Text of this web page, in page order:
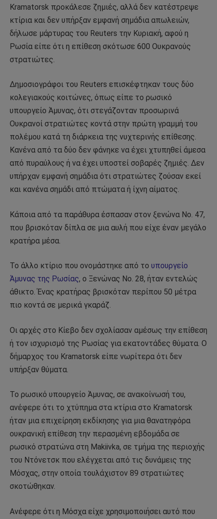
Kramatorsk προκάλεσε ζημιές, αλλά δεν κατέστρεψε
κτίρια και δεν υπήρξαν εμφανή σημάδια απωλειών,
δήλωσε μάρτυρας του Reuters την Κυριακή, αφού η
Ρωσία είπε ότι η επίθεση σκότωσε 600 Ουκρανούς
στρατιώτες.
Δημοσιογράφοι του Reuters επισκέφτηκαν τους δύο
κολεγιακούς κοιτώνες, όπως είπε το ρωσικό
υπουργείο Άμυνας, ότι στεγάζονταν προσωρινά
Ουκρανοί στρατιώτες κοντά στην πρώτη γραμμή του
πολέμου κατά τη διάρκεια της νυχτερινής επίθεσης.
Κανένα από τα δύο δεν φάνηκε να έχει χτυπηθεί άμεσα
από πυραύλους ή να έχει υποστεί σοβαρές ζημιές. Δεν
υπήρχαν εμφανή σημάδια ότι στρατιώτες ζούσαν εκεί
και κανένα σημάδι από πτώματα ή ίχνη αίματος.
Κάποια από τα παράθυρα έσπασαν στον ξενώνα Νο. 47,
που βρισκόταν δίπλα σε μια αυλή που είχε έναν μεγάλο
κρατήρα μέσα.
Το άλλο κτίριο που ονομάστηκε από το υπουργείο
Άμυνας της Ρωσίας, ο Ξενώνας Νο. 28, ήταν εντελώς
άθικτο. Ένας κρατήρας βρισκόταν περίπου 50 μέτρα
πιο κοντά σε μερικά γκαράζ.
Οι αρχές στο Κίεβο δεν σχολίασαν αμέσως την επίθεση
ή τον ισχυρισμό της Ρωσίας για εκατοντάδες θύματα. Ο
δήμαρχος του Kramatorsk είπε νωρίτερα ότι δεν
υπήρξαν θύματα.
Το ρωσικό υπουργείο Άμυνας, σε ανακοίνωσή του,
ανέφερε ότι το χτύπημα στα κτίρια στο Kramatorsk
ήταν μια επιχείρηση εκδίκησης για μια θανατηφόρα
ουκρανική επίθεση την περασμένη εβδομάδα σε
ρωσικό στρατώνα στη Makiivka, σε τμήμα της περιοχής
του Ντόνετσκ που ελέγχεται από τις δυνάμεις της
Μόσχας, στην οποία τουλάχιστον 89 στρατιώτες
σκοτώθηκαν.
Ανέφερε ότι η Μόσχα είχε χρησιμοποιήσει αυτό που